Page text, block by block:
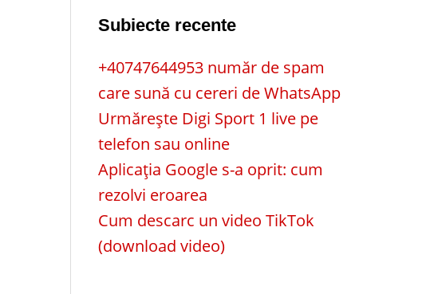
Subiecte recente
+40747644953 număr de spam
care sună cu cereri de WhatsApp
Urmărește Digi Sport 1 live pe
telefon sau online
Aplicația Google s-a oprit: cum
rezolvi eroarea
Cum descarc un video TikTok
(download video)